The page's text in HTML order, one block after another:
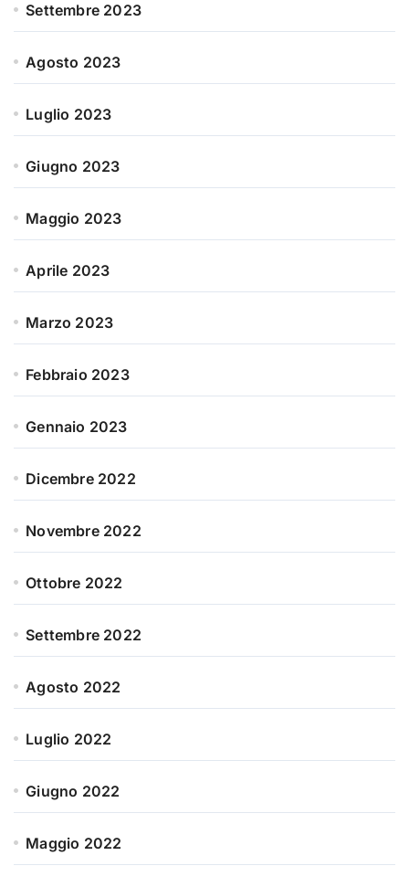
Settembre 2023
Agosto 2023
Luglio 2023
Giugno 2023
Maggio 2023
Aprile 2023
Marzo 2023
Febbraio 2023
Gennaio 2023
Dicembre 2022
Novembre 2022
Ottobre 2022
Settembre 2022
Agosto 2022
Luglio 2022
Giugno 2022
Maggio 2022